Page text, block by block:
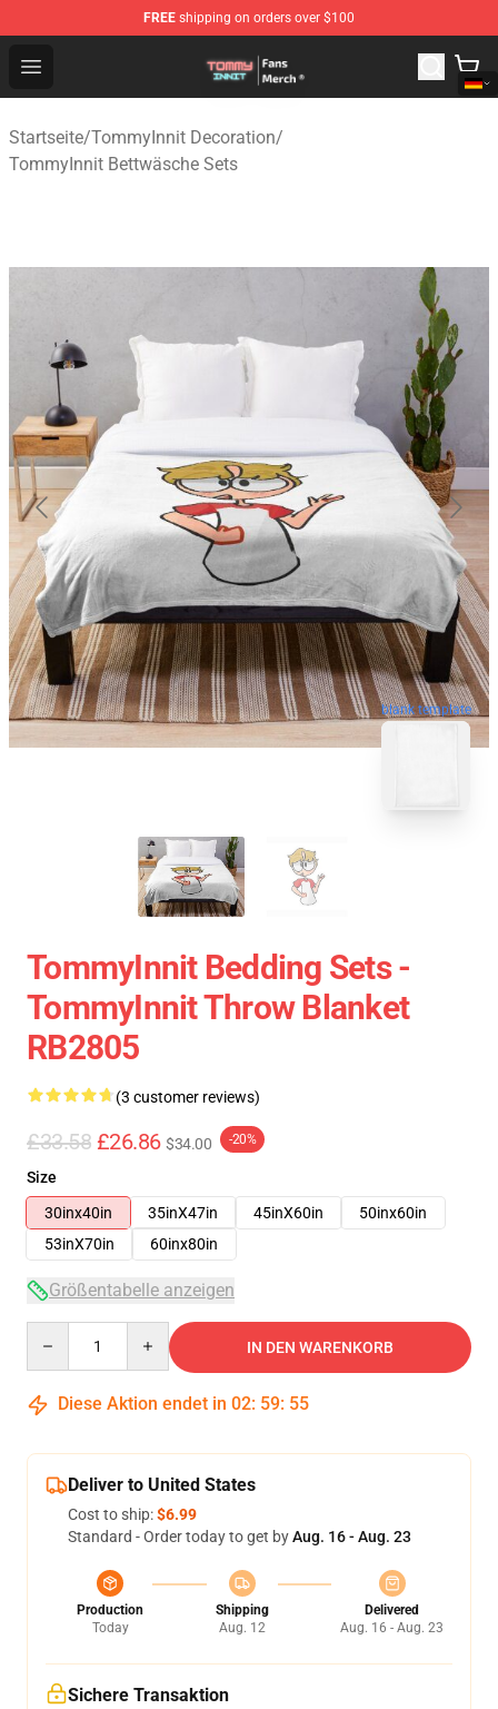
FREE shipping on orders over $100
Open menu
TommyInnit Store - Official TommyInnit Merchandise
Startseite/TommyInnit Decoration/
TommyInnit Bettwäsche Sets
blank template
TommyInnit Bedding Sets -
TommyInnit Throw Blanket
RB2805
(3 customer reviews)
£33.58 £26.86 $34.00 -20%
Size
30inx40in
35inX47in 45inX60in
50inx60in
53inX70in
60inx80in
Größentabelle anzeigen
IN DEN WARENKORB
Diese Aktion endet in 02: 59: 54
Deliver to United States
Cost to ship:$6.99
Standard - Order today to get byAug. 16 - Aug. 23
Production
Today
Shipping
Aug. 12
Delivered
Aug. 16 - Aug. 23
Sichere Transaktion